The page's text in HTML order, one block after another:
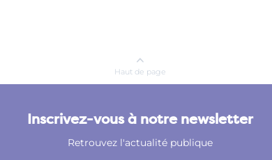
Haut de page
Inscrivez-vous à notre newsletter
Retrouvez l'actualité publique